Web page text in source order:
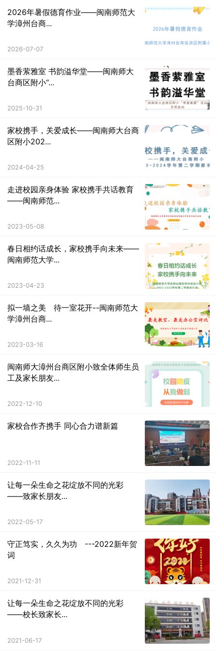
2026年暑假德育作业——闽南师范大
学漳州台商...
2026-07-07
墨香萦雅室 书韵溢华堂——闽南师大
台商区附小“...
2025-10-31
家校携手，关爱成长——闽南师大台商
区附小202...
2024-04-25
走进校园亲身体验 家校携手共话教育
——闽南师范...
2023-05-08
春日相约话成长，家校携手向未来——
闽南师范大学...
2023-04-23
拟一墙之美 待一室花开--闽南师范大
学漳州台商...
2023-03-16
闽南师大漳州台商区附小致全体师生员
工及家长朋友...
2022-12-10
家校合作齐携手 同心合力谱新篇
2022-11-11
让每一朵生命之花绽放不同的光彩
——致家长朋友...
2022-05-17
守正笃实，久久为功 ---2022新年贺
词
2021-12-31
让每一朵生命之花绽放不同的光彩
——校长致家长...
2021-06-17